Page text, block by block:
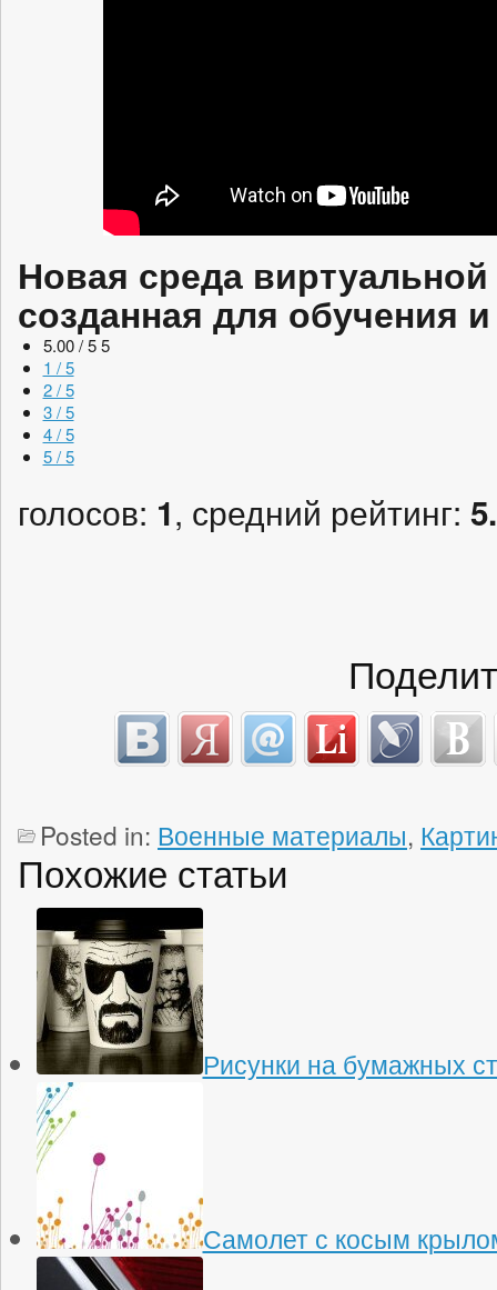
Новая среда
созданная для обучения
5.00 / 5 5
1 / 5
2 / 5
3 / 5
4 / 5
5 / 5
голосов: 1, средний рейтинг:
Posted in: Военные материалы,
Похожие статьи
Рисунки на бумажных
Самолет с косым